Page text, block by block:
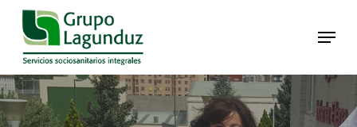
main
content
Menu
Close